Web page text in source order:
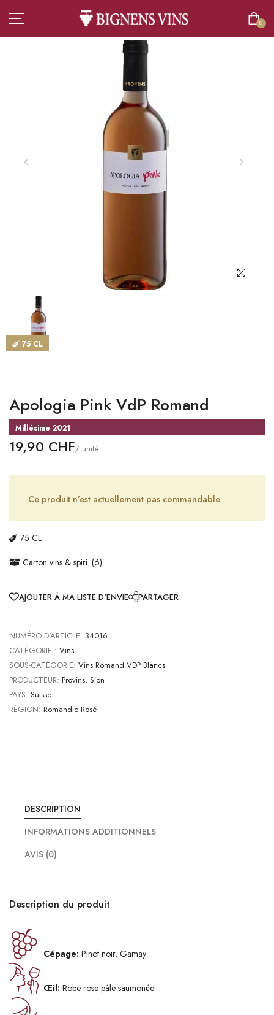
0
TOUT L’ASSORTIMENT
VINS
CATALOGUES
MAGASINS
CONTACT
Langue
Devise
75 CL
Apologia Pink VdP Romand
Millésime 2021
19,90 CHF/ unité
Ce produit n’est actuellement pas commandable
75 CL
Carton vins & spiri. (6)
AJOUTER À MA LISTE D'ENVIE PARTAGER
NUMÉRO D'ARTICLE: 34016
CATÉGORIE : Vins
SOUS-CATÉGORIE: Vins Romand VDP Blancs
PRODUCTEUR: Provins, Sion
PAYS: Suisse
RÉGION: Romandie Rosé
DESCRIPTION
INFORMATIONS ADDITIONNELS
AVIS (0)
Description du produit
Cépage: Pinot noir, Gamay
Œil: Robe rose pâle saumonée